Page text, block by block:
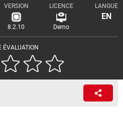
ÉVALUATION
VERSION
8.2.10
LICENCE
Demo
LANGUE
EN